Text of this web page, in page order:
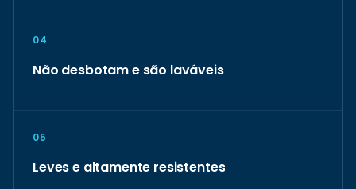
04
Não desbotam e são laváveis
05
Leves e altamente resistentes